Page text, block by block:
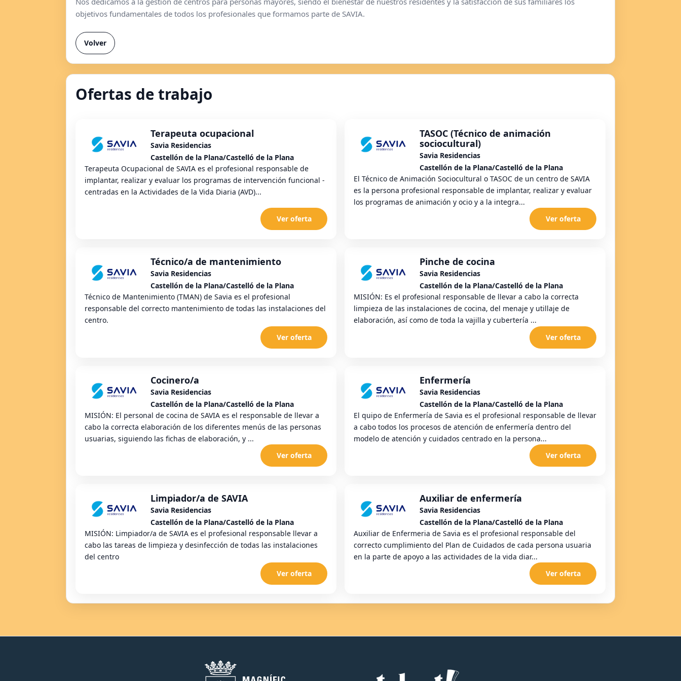
objetivos fundamentales de todos los profesionales que formamos parte de SAVIA.
Volver
Ofertas de trabajo
Terapeuta ocupacional
Savia Residencias
Castellón de la Plana/Castelló de la Plana
Terapeuta Ocupacional de SAVIA es el profesional responsable de
implantar, realizar y evaluar los programas de intervención funcional -
centradas en la Actividades de la Vida Diaria (AVD)...
Ver oferta
TASOC (Técnico de animación
sociocultural)
Savia Residencias
Castellón de la Plana/Castelló de la Plana
El Técnico de Animación Sociocultural o TASOC de un centro de SAVIA
es la persona profesional responsable de implantar, realizar y evaluar
los programas de animación y ocio y a la integra...
Ver oferta
Técnico/a de mantenimiento
Savia Residencias
Castellón de la Plana/Castelló de la Plana
Técnico de Mantenimiento (TMAN) de Savia es el profesional
responsable del correcto mantenimiento de todas las instalaciones del
centro.
Ver oferta
Pinche de cocina
Savia Residencias
Castellón de la Plana/Castelló de la Plana
MISIÓN: Es el profesional responsable de llevar a cabo la correcta
limpieza de las instalaciones de cocina, del menaje y utillaje de
elaboración, así como de toda la vajilla y cubertería ...
Ver oferta
Cocinero/a
Savia Residencias
Castellón de la Plana/Castelló de la Plana
MISIÓN: El personal de cocina de SAVIA es el responsable de llevar a
cabo la correcta elaboración de los diferentes menús de las personas
usuarias, siguiendo las fichas de elaboración, y ...
Ver oferta
Enfermería
Savia Residencias
Castellón de la Plana/Castelló de la Plana
El quipo de Enfermería de Savia es el profesional responsable de llevar
a cabo todos los procesos de atención de enfermería dentro del
modelo de atención y cuidados centrado en la persona...
Ver oferta
Limpiador/a de SAVIA
Savia Residencias
Castellón de la Plana/Castelló de la Plana
MISIÓN: Limpiador/a de SAVIA es el profesional responsable llevar a
cabo las tareas de limpieza y desinfección de todas las instalaciones
del centro
Ver oferta
Auxiliar de enfermería
Savia Residencias
Castellón de la Plana/Castelló de la Plana
Auxiliar de Enfermeria de Savia es el profesional responsable del
correcto cumplimiento del Plan de Cuidados de cada persona usuaria
en la parte de apoyo a las actividades de la vida diar...
Ver oferta